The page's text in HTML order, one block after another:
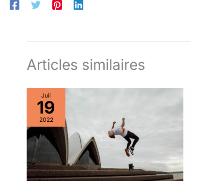
Articles similaires
Juil
19
2022